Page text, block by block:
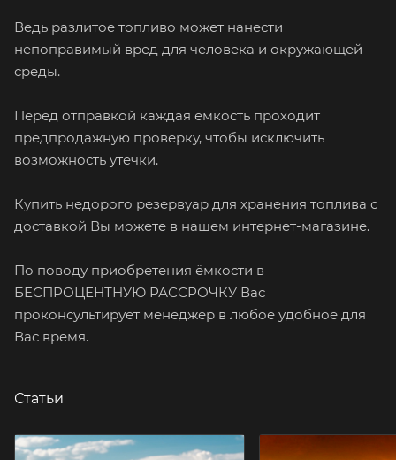
Ведь разлитое топливо может нанести
непоправимый вред для человека и окружающей
среды.
Перед отправкой каждая ёмкость проходит
предпродажную проверку, чтобы исключить
возможность утечки.
Купить недорого резервуар для хранения топлива с
доставкой Вы можете в нашем интернет-магазине.
По поводу приобретения ёмкости в
БЕСПРОЦЕНТНУЮ РАССРОЧКУ Вас
проконсультирует менеджер в любое удобное для
Вас время.
Статьи